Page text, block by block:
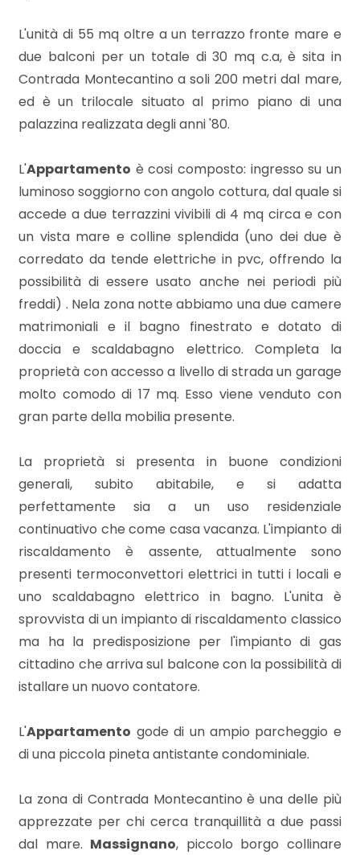
L'unità di 55 mq oltre a un terrazzo fronte mare e
due balconi per un totale di 30 mq c.a, è sita in
Contrada Montecantino a soli 200 metri dal mare,
ed è un trilocale situato al primo piano di una
palazzina realizzata degli anni '80.
L'Appartamento è cosi composto: ingresso su un
luminoso soggiorno con angolo cottura, dal quale si
accede a due terrazzini vivibili di 4 mq circa e con
un vista mare e colline splendida (uno dei due è
corredato da tende elettriche in pvc, offrendo la
possibilità di essere usato anche nei periodi più
freddi) . Nela zona notte abbiamo una due camere
matrimoniali e il bagno finestrato e dotato di
doccia e scaldabagno elettrico. Completa la
proprietà con accesso a livello di strada un garage
molto comodo di 17 mq. Esso viene venduto con
gran parte della mobilia presente.
La proprietà si presenta in buone condizioni
generali, subito abitabile, e si adatta
perfettamente sia a un uso residenziale
continuativo che come casa vacanza. L'impianto di
riscaldamento è assente, attualmente sono
presenti termoconvettori elettrici in tutti i locali e
uno scaldabagno elettrico in bagno. L'unita è
sprovvista di un impianto di riscaldamento classico
ma ha la predisposizione per l'impianto di gas
cittadino che arriva sul balcone con la possibilità di
istallare un nuovo contatore.
L'Appartamento gode di un ampio parcheggio e
di una piccola pineta antistante condominiale.
La zona di Contrada Montecantino è una delle più
apprezzate per chi cerca tranquillità a due passi
dal mare. Massignano, piccolo borgo collinare
Totale
mq
Locali
minimi
Qualsiasi
1
2
4
5
5+
Bagni
minimi
1
2
3